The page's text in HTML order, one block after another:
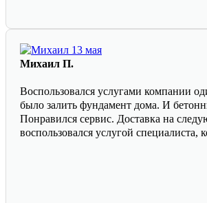
Михаил П.
Воспользовался услугами компании
было залить фундамент дома. И
Понравился сервис. Доставка на
воспользовался услугой специалиста,